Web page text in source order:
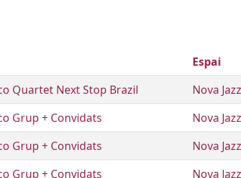
Espai
Quartet Next Stop Brazil Nova
Grup + Convidats Nova
Grup + Convidats Nova
Grup + Convidats Nova